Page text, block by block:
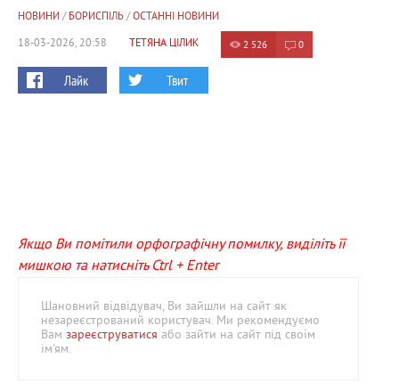
НОВИНИ/ БОРИСПІЛЬ/ ОСТАННІ НОВИНИ
18-03-2026, 20:58
ТЕТЯНА ЦІЛИК 2 526 0
Лайк Твит
Якщо Ви помітили орфографічну помилку, виділіть її
мишкою та натисніть Ctrl + Enter
Шановний відвідувач, Ви зайшли на сайт як
незареєстрований користувач. Ми рекомендуємо
Вам зареєструватися або зайти на сайт під своїм
ім'ям.